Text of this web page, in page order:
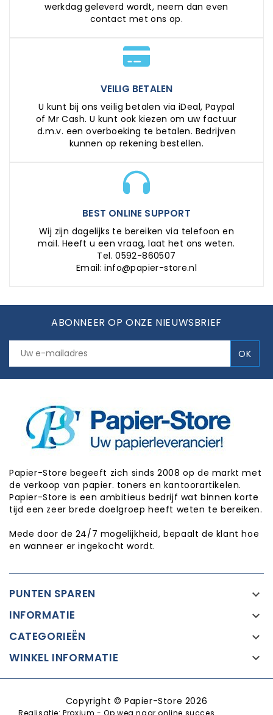
werkdag geleverd wordt, neem dan even
contact met ons op.
VEILIG BETALEN
U kunt bij ons veilig betalen via iDeal, Paypal
of Mr Cash. U kunt ook kiezen om uw factuur
d.m.v. een overboeking te betalen. Bedrijven
kunnen op rekening bestellen.
BEST ONLINE SUPPORT
Wij zijn dagelijks te bereiken via telefoon en
mail. Heeft u een vraag, laat het ons weten.
Tel. 0592-860507
Email: info@papier-store.nl
ABONNEER OP ONZE NIEUWSBRIEF
Papier-Store begeeft zich sinds 2008 op de markt met
de verkoop van papier. toners en kantoorartikelen.
Papier-Store is een ambitieus bedrijf wat binnen korte
tijd een zeer brede doelgroep heeft weten te bereiken.
Mede door de 24/7 mogelijkheid, bepaalt de klant hoe
en wanneer er ingekocht wordt.
PUNTEN SPAREN

INFORMATIE

CATEGORIEËN

WINKEL INFORMATIE

Copyright © Papier-Store 2026